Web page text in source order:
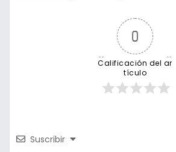
0
Calificación del ar
tículo
Suscribir